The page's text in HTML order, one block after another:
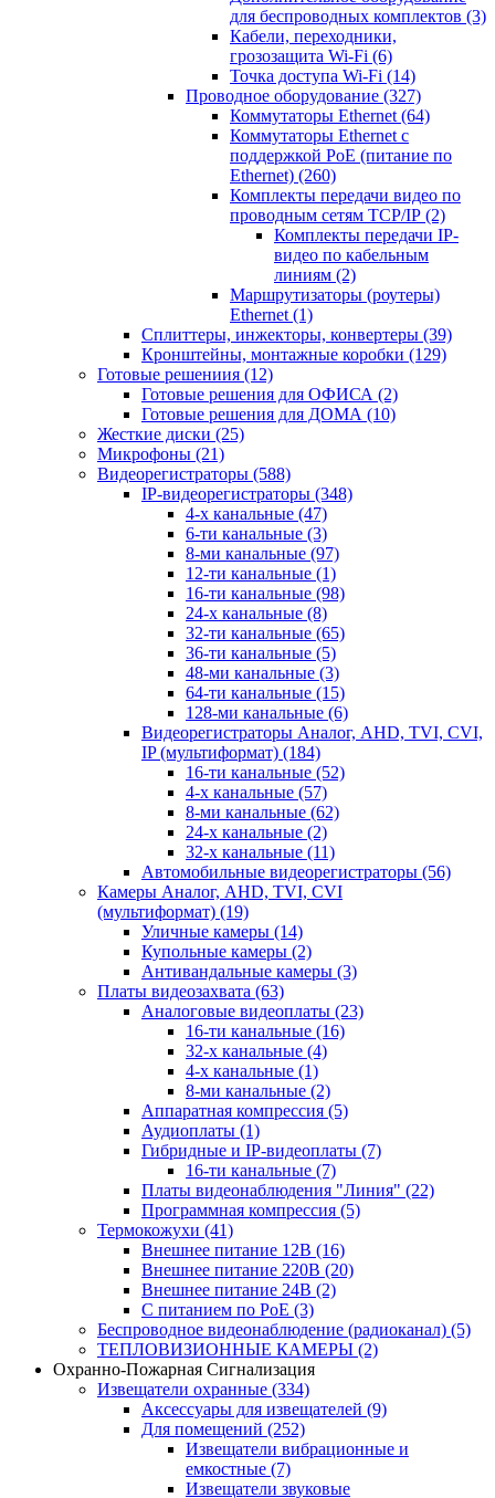
для беспроводных комплектов (3)
Кабели, переходники,
грозозащита Wi-Fi (6)
Точка доступа Wi-Fi (14)
Проводное оборудование (327)
Коммутаторы Ethernet (64)
Коммутаторы Ethernet с
поддержкой PoE (питание по
Ethernet) (260)
Комплекты передачи видео по
проводным сетям TCP/IP (2)
Комплекты передачи IP-
видео по кабельным
линиям (2)
Маршрутизаторы (роутеры)
Ethernet (1)
Сплиттеры, инжекторы, конвертеры (39)
Кронштейны, монтажные коробки (129)
Готовые решениия (12)
Готовые решения для ОФИСА (2)
Готовые решения для ДОМА (10)
Жесткие диски (25)
Микрофоны (21)
Видеорегистраторы (588)
IP-видеорегистраторы (348)
4-х канальные (47)
6-ти канальные (3)
8-ми канальные (97)
12-ти канальные (1)
16-ти канальные (98)
24-х канальные (8)
32-ти канальные (65)
36-ти канальные (5)
48-ми канальные (3)
64-ти канальные (15)
128-ми канальные (6)
Видеорегистраторы Аналог, AHD, TVI, CVI,
IP (мультиформат) (184)
16-ти канальные (52)
4-х канальные (57)
8-ми канальные (62)
24-х канальные (2)
32-х канальные (11)
Автомобильные видеорегистраторы (56)
Камеры Аналог, AHD, TVI, CVI
(мультиформат) (19)
Уличные камеры (14)
Купольные камеры (2)
Антивандальные камеры (3)
Платы видеозахвата (63)
Аналоговые видеоплаты (23)
16-ти канальные (16)
32-х канальные (4)
4-х канальные (1)
8-ми канальные (2)
Аппаратная компрессия (5)
Аудиоплаты (1)
Гибридные и IP-видеоплаты (7)
16-ти канальные (7)
Платы видеонаблюдения "Линия" (22)
Программная компрессия (5)
Термокожухи (41)
Внешнее питание 12В (16)
Внешнее питание 220В (20)
Внешнее питание 24В (2)
С питанием по PoE (3)
Беспроводное видеонаблюдение (радиоканал) (5)
ТЕПЛОВИЗИОННЫЕ КАМЕРЫ (2)
Охранно-Пожарная Сигнализация
Извещатели охранные (334)
Аксессуары для извещателей (9)
Для помещений (252)
Извещатели вибрационные и
емкостные (7)
Извещатели звуковые